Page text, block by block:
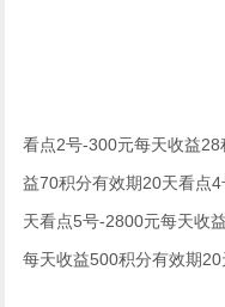
看点2号-300元每天收益
益70积分有效期20天看点
天看点5号-2800元每天收
每天收益500积分有效期20